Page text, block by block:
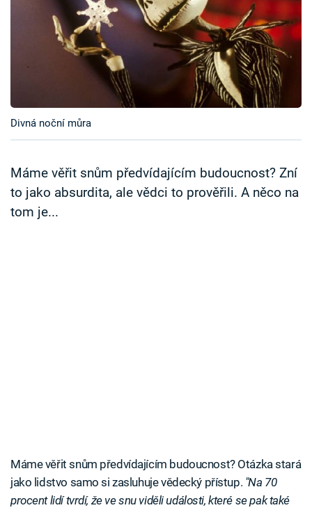
TV Program
Časopis
Sledujte prima+
Sledujte nás
Divná noční můra
Máme věřit snům předvídajícím budoucnost? Zní
to jako absurdita, ale vědci to prověřili. A něco na
tom je...
Máme věřit snům předvídajícím budoucnost? Otázka stará
jako lidstvo samo si zasluhuje vědecký přístup. "Na 70
procent lidí tvrdí, že ve snu viděli události, které se pak také